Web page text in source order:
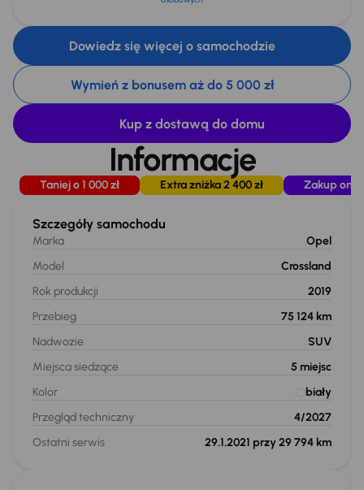
Dowiedz się więcej o samochodzie
Wymień z bonusem aż do 5 000 zł
Kup z dostawą do domu
Informacje
Taniej o 1 000 zł Extra zniżka 2 400 zł Zakup
Szczegóły samochodu
Marka
Opel
Model
Crossland
Rok produkcji
2019
Przebieg
75 124 km
Nadwozie
SUV
Miejsca siedzące
5 miejsc
Kolor
biały
Przegląd techniczny
4/2027
Ostatni serwis
29.1.2021 przy 29 794 km